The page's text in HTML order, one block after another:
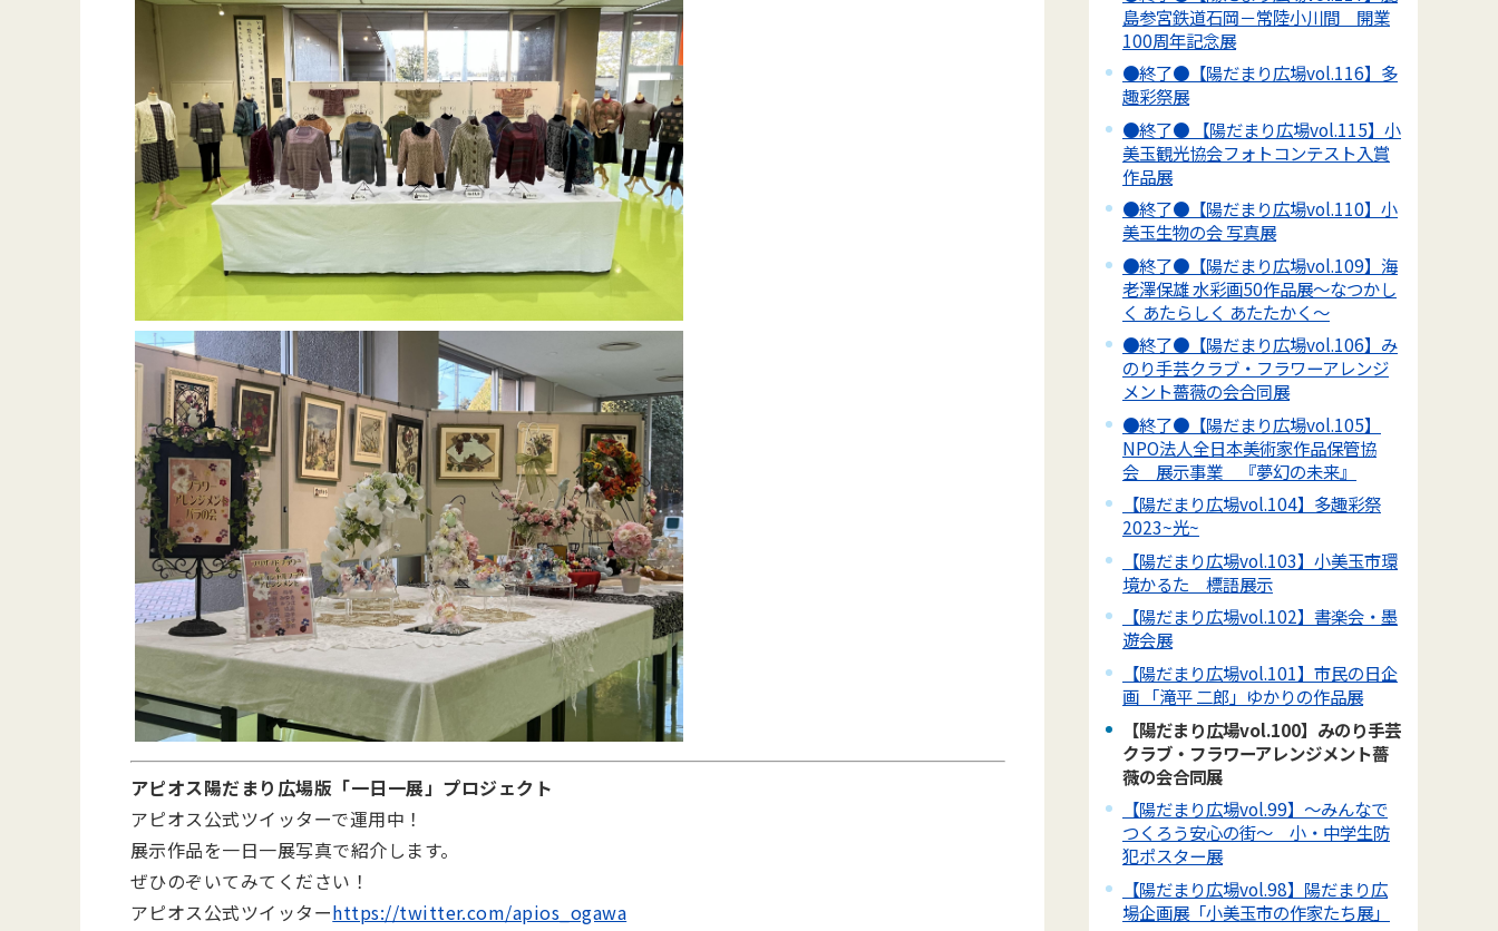
アピオス陽だまり広場版「一日一展」プロジェクト
アピオス公式ツイッターで運用中！
展示作品を一日一展写真で紹介します。
ぜひのぞいてみてください！
アピオス公式ツイッターhttps://twitter.com/apios_ogawa
島参宮鉄道石岡－常陸小川間 開業
100周年記念展
●終了●【陽だまり広場vol.116】多
趣彩祭展
●終了● 【陽だまり広場vol.115】小
美玉観光協会フォトコンテスト入賞
作品展
●終了●【陽だまり広場vol.110】小
美玉生物の会 写真展
●終了●【陽だまり広場vol.109】海
老澤保雄 水彩画50作品展～なつかし
く あたらしく あたたかく～
●終了●【陽だまり広場vol.106】み
のり手芸クラブ・フラワーアレンジ
メント薔薇の会合同展
●終了●【陽だまり広場vol.105】
NPO法人全日本美術家作品保管協
会 展示事業 『夢幻の未来』
【陽だまり広場vol.104】多趣彩祭
2023~光~
【陽だまり広場vol.103】小美玉市環
境かるた 標語展示
【陽だまり広場vol.102】書楽会・墨
遊会展
【陽だまり広場vol.101】市民の日企
画 「滝平 二郎」ゆかりの作品展
【陽だまり広場vol.100】みのり手芸
クラブ・フラワーアレンジメント薔
薇の会合同展
【陽だまり広場vol.99】～みんなで
つくろう安心の街～ 小・中学生防
犯ポスター展
【陽だまり広場vol.98】陽だまり広
場企画展「小美玉市の作家たち展」